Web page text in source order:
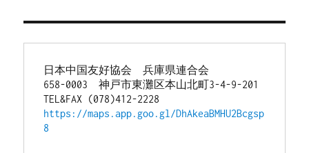
日本中国友好協会　兵庫県連合会
658-0003　神戸市東灘区本山北町3-4-9-201
TEL&FAX (078)412-2228
https://maps.app.goo.gl/DhAkeaBMHU2Bcgsp
8